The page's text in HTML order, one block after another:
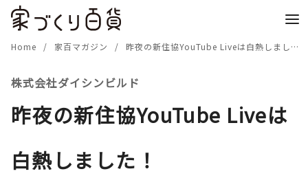
Home 家百マガジン 昨夜の新住協YouTube Liveは白熱しました！
株式会社ダイシンビルド
昨夜の新住協YouTube Liveは
白熱しました！